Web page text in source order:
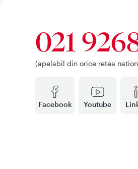
Facebook Youtube
021
(apelabil din orice retea